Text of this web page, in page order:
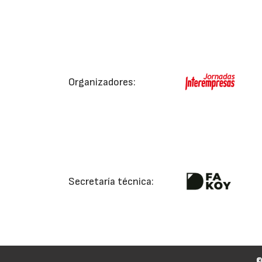
Organizadores:
Secretaría técnica: